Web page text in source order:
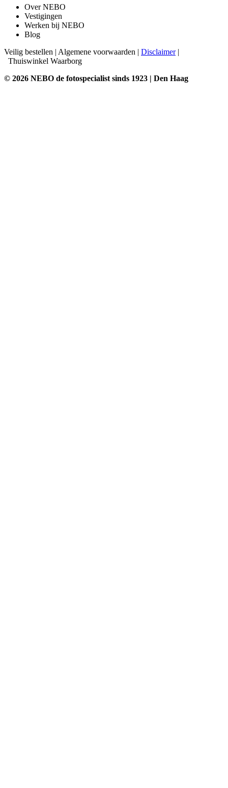
Over NEBO
Vestigingen
Werken bij NEBO
Blog
Veilig bestellen | Algemene voorwaarden | Disclaimer|
Thuiswinkel Waarborg
© 2026 NEBO de fotospecialist sinds 1923 | Den Haag